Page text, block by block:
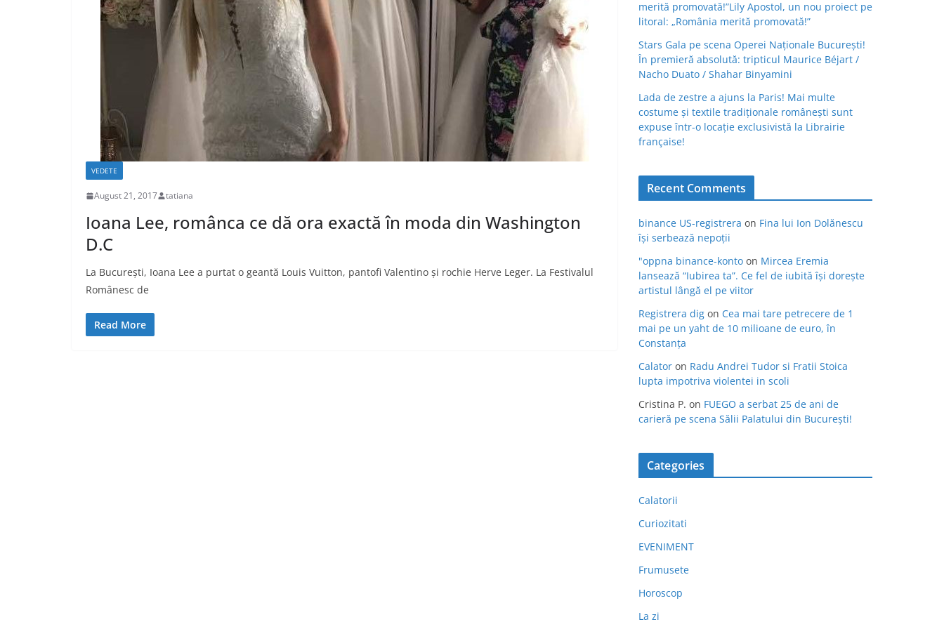
VEDETE
August 21, 2017 tatiana
Ioana Lee, românca ce dă ora exactă în moda din Washington
D.C
La București, Ioana Lee a purtat o geantă Louis Vuitton, pantofi Valentino și rochie Herve Leger. La Festivalul
Românesc de
Read More
merită promovată!”Lily Apostol, un nou proiect pe
litoral: „România merită promovată!”
Stars Gala pe scena Operei Naționale București!
În premieră absolută: tripticul Maurice Béjart /
Nacho Duato / Shahar Binyamini
Lada de zestre a ajuns la Paris! Mai multe
costume și textile tradiționale românești sunt
expuse într-o locație exclusivistă la Librairie
française!
Recent Comments
binance US-registrera on Fina lui Ion Dolănescu
își serbează nepoții
"oppna binance-konto on Mircea Eremia
lansează “Iubirea ta”. Ce fel de iubită își dorește
artistul lângă el pe viitor
Registrera dig on Cea mai tare petrecere de 1
mai pe un yaht de 10 milioane de euro, în
Constanța
Calator on Radu Andrei Tudor si Fratii Stoica
lupta impotriva violentei in scoli
Cristina P. on FUEGO a serbat 25 de ani de
carieră pe scena Sălii Palatului din București!
Categories
Calatorii
Curiozitati
EVENIMENT
Frumusete
Horoscop
La zi